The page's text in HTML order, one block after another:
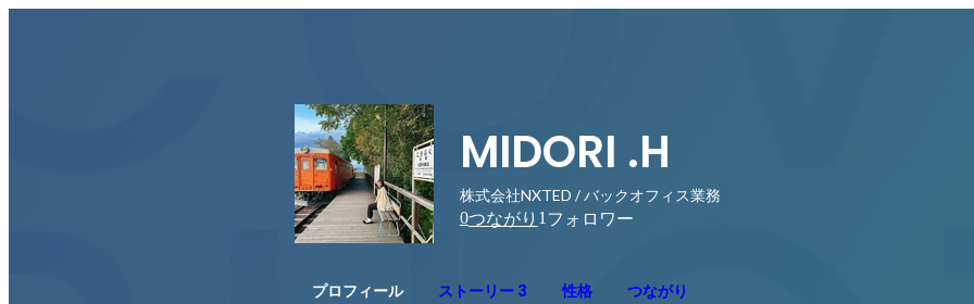
MIDORI .H
株式会社NXTED / バックオフィス業務
0つながり 1 フォロワー
プロフィール ストーリー 3 性格 つながり